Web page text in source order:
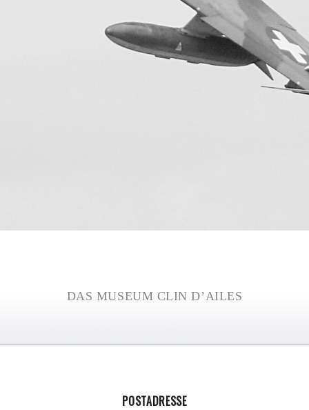
DAS MUSEUM CLIN D’AILES
POSTADRESSE